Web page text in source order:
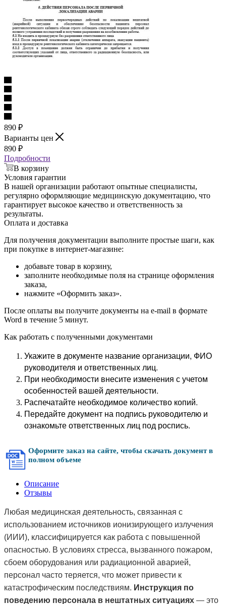
890 ₽
Варианты цен
890 ₽
Подробности
В корзину
Условия гарантии
В нашей организации работают опытные специалисты,
регулярно оформляющие медицинскую документацию, что
гарантирует высокое качество и ответственность за
результаты.
Оплата и доставка
Для получения документации выполните простые шаги, как
при покупке в интернет-магазине:
добавьте товар в корзину,
заполните необходимые поля на странице оформления
заказа,
нажмите «Оформить заказ».
После оплаты вы получите документы на e-mail в формате
Word в течение 5 минут.
Как работать с полученными документами
Укажите в документе название организации, ФИО
руководителя и ответственных лиц.
При необходимости внесите изменения с учетом
особенностей вашей деятельности.
Распечатайте необходимое количество копий.
Передайте документ на подпись руководителю и
ознакомьте ответственных лиц под роспись.
Оформите заказ на сайте, чтобы скачать документ в
полном объеме
Описание
Отзывы
Любая медицинская деятельность, связанная с
использованием источников ионизирующего излучения
(ИИИ), классифицируется как работа с повышенной
опасностью. В условиях стресса, вызванного пожаром,
сбоем оборудования или радиационной аварией,
персонал часто теряется, что может привести к
катастрофическим последствиям. Инструкция по
поведению персонала в нештатных ситуациях — это